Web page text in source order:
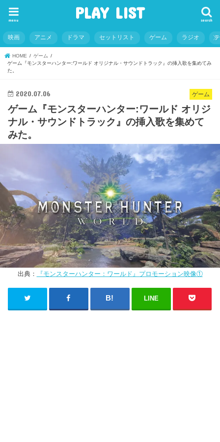
PLAY LIST search
menu
映画 アニメ ドラマ セットリスト ゲーム ラジオ
HOME
ゲーム
ゲーム『モンスターハンター:ワールド オリジナル・サウンドトラック』の挿入歌を集めてみ
た。
ゲーム
2020.07.06
ゲーム『モンスターハンター:ワールド オリジ
ナル・サウンドトラック』の挿入歌を集めて
みた。
出典： 『モンスターハンター：ワールド』プロモーション映像①
LINE